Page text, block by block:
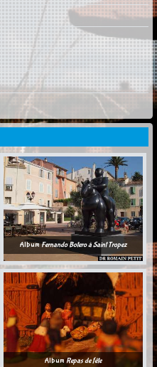
AlbumFernando Botero à Saint Tropez
AlbumRepas de fête